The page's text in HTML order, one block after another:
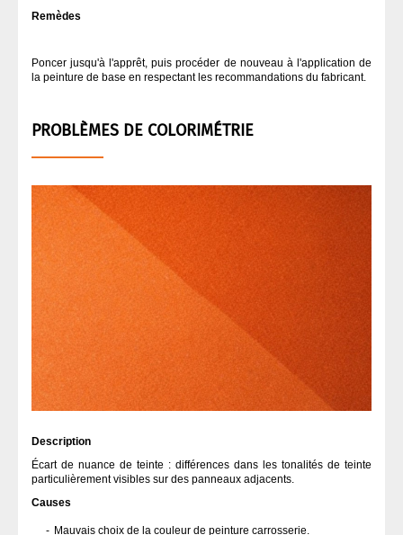
Remèdes
Poncer jusqu'à l'apprêt, puis procéder de nouveau à l'application de
la peinture de base en respectant les recommandations du fabricant.
PROBLÈMES DE COLORIMÉTRIE
Description
Écart de nuance de teinte : différences dans les tonalités de teinte
particulièrement visibles sur des panneaux adjacents.
Causes
Mauvais choix de la couleur de peinture carrosserie.